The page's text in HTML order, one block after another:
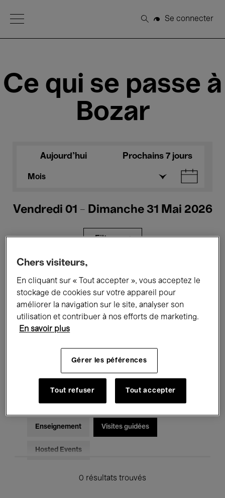
Open Menu
Rechercher
Se connecter
Ce qui se passe à
Bozar
Aujourd'hui Prochains 7 jours
Mois
Vendredi 01 - Dimanche 31 Mai 2026
Filtres
Expositions Films Performances
Rencontres & Débats Jazz
Musique électronique
Pour tous Kids’ Palace
Enseignement Visites guidées
Hosted Events
0 résultats trouvés
Chers visiteurs,
En cliquant sur « Tout accepter », vous acceptez le
stockage de cookies sur votre appareil pour
améliorer la navigation sur le site, analyser son
utilisation et contribuer à nos efforts de marketing.
En savoir plus
Gérer les péférences
Tout refuser Tout accepter